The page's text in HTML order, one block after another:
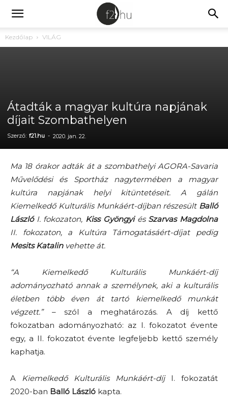
Kezdőlap VILÁG
Átadták a magyar kultúra napjának
díjait Szombathelyen
Szerző: f21.hu - 2020. jan. 22.
Ma 18 órakor adták át a szombathelyi AGORA-Savaria
Művelődési és Sportház nagytermében a magyar
kultúra napjának helyi kitüntetéseit. A gálán
Kiemelkedő Kulturális Munkáért-díjban részesült Balló
LászlóI. fokozaton, Kiss Gyöngyi és Szarvas Magdolna
II. fokozaton, a Kultúra Támogatásáért-díjat pedig
Mesits Katalinvehette át.
“A Kiemelkedő Kulturális Munkáért-díj
adományozható annak a személynek, aki a kulturális
életben több éven át tartó kiemelkedő munkát
végzett.”– szól a meghatározás. A díj kettő
fokozatban adományozható: az I. fokozatot évente
egy, a II. fokozatot évente legfeljebb kettő személy
kaphatja.
A Kiemelkedő Kulturális Munkáért-díjI. fokozatát
2020-ban Balló László kapta.